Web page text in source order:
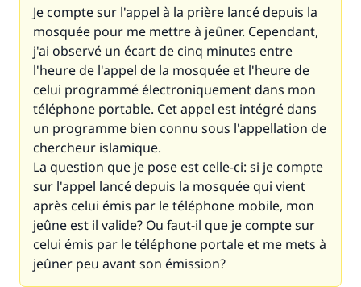
Je compte sur l'appel à la prière lancé depuis la
mosquée pour me mettre à jeûner. Cependant,
j'ai observé un écart de cinq minutes entre
l'heure de l'appel de la mosquée et l'heure de
celui programmé électroniquement dans mon
téléphone portable. Cet appel est intégré dans
un programme bien connu sous l'appellation de
chercheur islamique.
La question que je pose est celle-ci: si je compte
sur l'appel lancé depuis la mosquée qui vient
après celui émis par le téléphone mobile, mon
jeûne est il valide? Ou faut-il que je compte sur
celui émis par le téléphone portale et me mets à
jeûner peu avant son émission?